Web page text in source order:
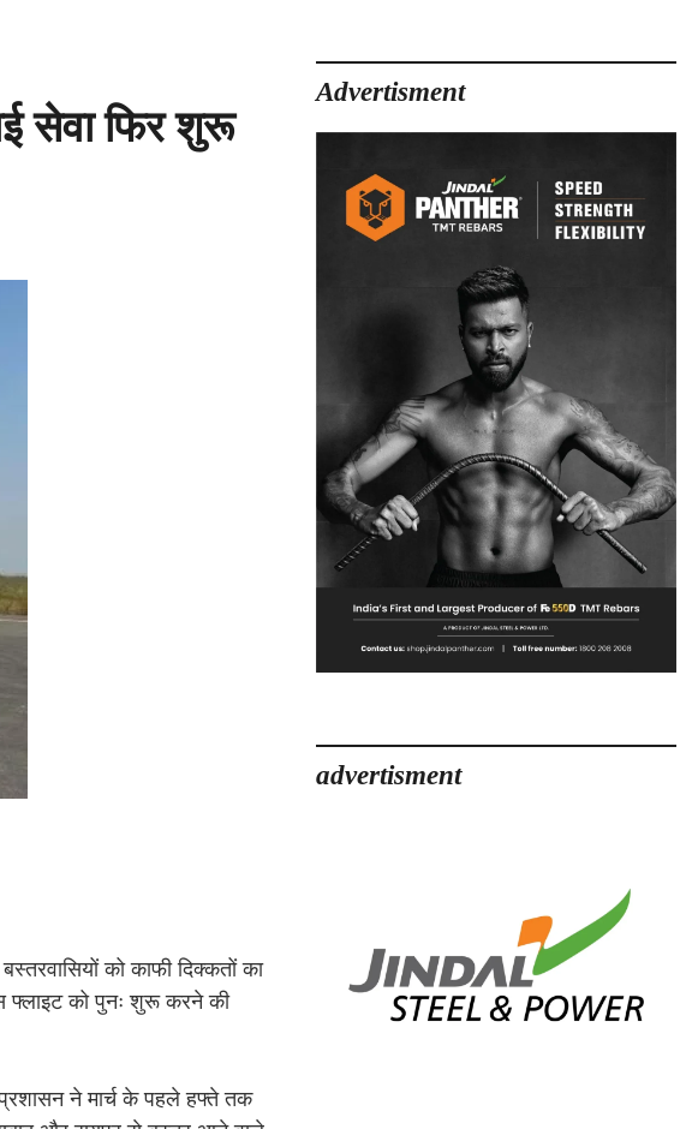
सेवा फिर शुरू
को काफी दिक्कतों का
फ्लाइट को पुनः शुरू करने की
ने मार्च के पहले हफ्ते तक
Advertisment
advertisment